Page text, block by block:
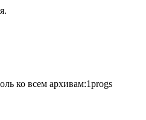
ко всем архивам:1progs